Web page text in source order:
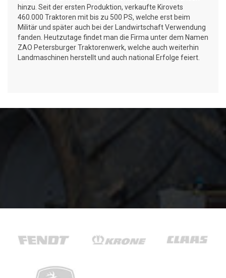
hinzu. Seit der ersten Produktion, verkaufte Kirovets
460.000 Traktoren mit bis zu 500 PS, welche erst beim
Militär und später auch bei der Landwirtschaft Verwendung
fanden. Heutzutage findet man die Firma unter dem Namen
ZAO Petersburger Traktorenwerk, welche auch weiterhin
Landmaschinen herstellt und auch national Erfolge feiert.